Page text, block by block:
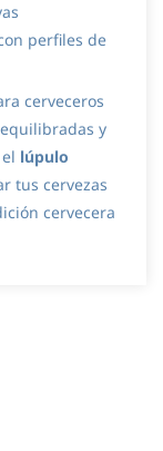
perfiles de
cerveceros
y
lúpulo
tus cervezas
cervecera